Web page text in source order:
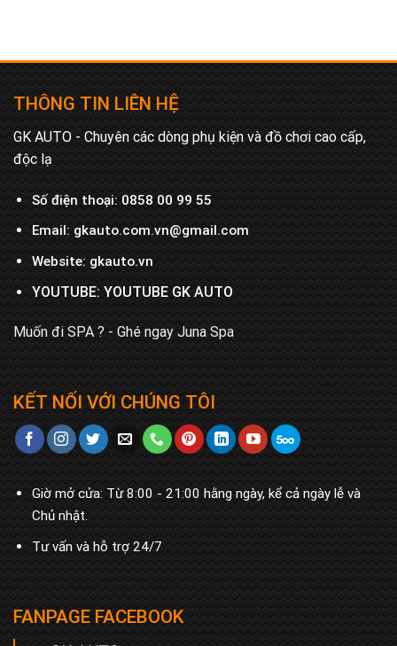
THÔNG TIN LIÊN HỆ
GK AUTO - Chuyên các dòng phụ kiện và đồ chơi cao cấp,
độc lạ
Số điện thoại: 0858 00 99 55
Email:gkauto.com.vn@gmail.com
Website: gkauto.vn
YOUTUBE:YOUTUBE GK AUTO
Muốn đi SPA ? - Ghé ngay Juna Spa
KẾT NỐI VỚI CHÚNG TÔI
Giờ mở cửa: Từ 8:00 - 21:00 hằng ngày, kể cả ngày lễ và
Chủ nhật.
Tư vấn và hỗ trợ 24/7
FANPAGE FACEBOOK